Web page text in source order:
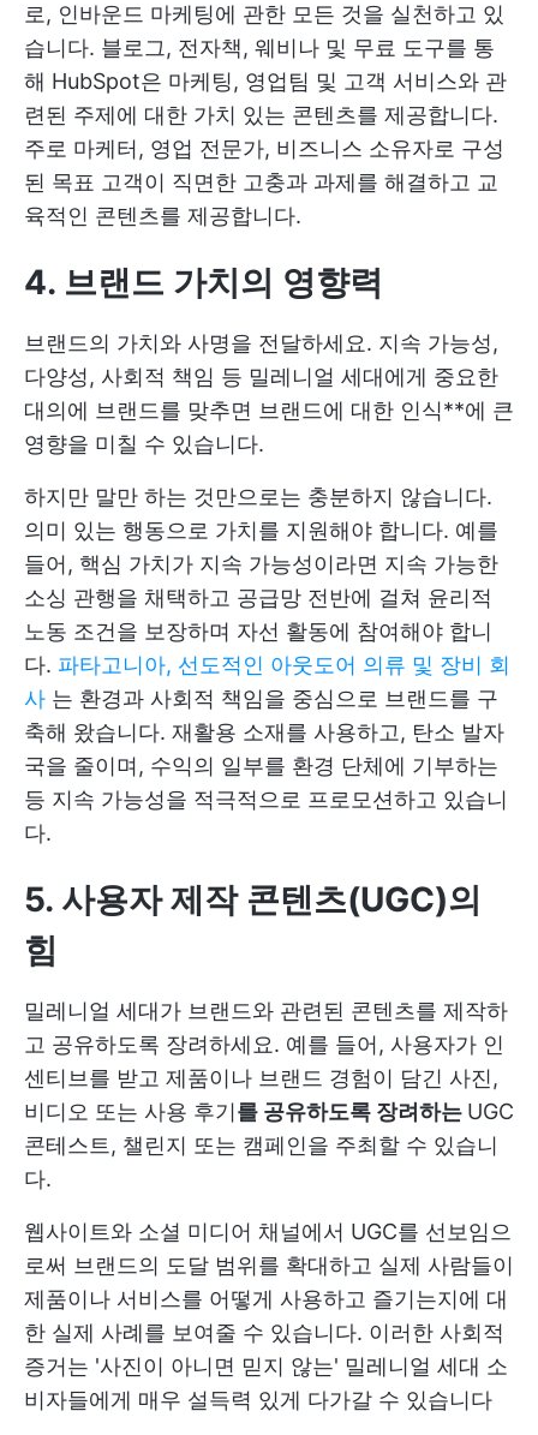
로, 인바운드 마케팅에 관한 모든 것을 실천하고 있
습니다. 블로그, 전자책, 웨비나 및 무료 도구를 통
해 HubSpot은 마케팅, 영업팀 및 고객 서비스와 관
련된 주제에 대한 가치 있는 콘텐츠를 제공합니다.
주로 마케터, 영업 전문가, 비즈니스 소유자로 구성
된 목표 고객이 직면한 고충과 과제를 해결하고 교
육적인 콘텐츠를 제공합니다.
4. 브랜드 가치의 영향력
브랜드의 가치와 사명을 전달하세요. 지속 가능성,
다양성, 사회적 책임 등 밀레니얼 세대에게 중요한
대의에 브랜드를 맞추면 브랜드에 대한 인식**에 큰
영향을 미칠 수 있습니다.
하지만 말만 하는 것만으로는 충분하지 않습니다.
의미 있는 행동으로 가치를 지원해야 합니다. 예를
들어, 핵심 가치가 지속 가능성이라면 지속 가능한
소싱 관행을 채택하고 공급망 전반에 걸쳐 윤리적
노동 조건을 보장하며 자선 활동에 참여해야 합니
다. 파타고니아, 선도적인 아웃도어 의류 및 장비 회
사 는 환경과 사회적 책임을 중심으로 브랜드를 구
축해 왔습니다. 재활용 소재를 사용하고, 탄소 발자
국을 줄이며, 수익의 일부를 환경 단체에 기부하는
등 지속 가능성을 적극적으로 프로모션하고 있습니
다.
5. 사용자 제작 콘텐츠(UGC)의
힘
밀레니얼 세대가 브랜드와 관련된 콘텐츠를 제작하
고 공유하도록 장려하세요. 예를 들어, 사용자가 인
센티브를 받고 제품이나 브랜드 경험이 담긴 사진,
비디오 또는 사용 후기를 공유하도록 장려하는 UGC
콘테스트, 챌린지 또는 캠페인을 주최할 수 있습니
다.
웹사이트와 소셜 미디어 채널에서 UGC를 선보임으
로써 브랜드의 도달 범위를 확대하고 실제 사람들이
제품이나 서비스를 어떻게 사용하고 즐기는지에 대
한 실제 사례를 보여줄 수 있습니다. 이러한 사회적
증거는 '사진이 아니면 믿지 않는' 밀레니얼 세대 소
비자들에게 매우 설득력 있게 다가갈 수 있습니다